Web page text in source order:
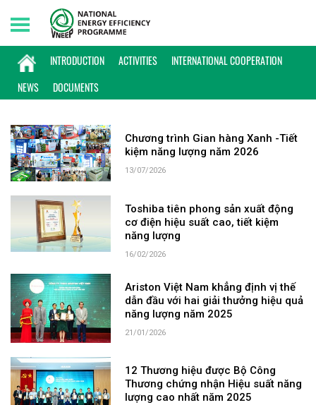
INTRODUCTION ACTIVITIES
INTERNATIONAL COOPERATION
NEWS
DOCUMENTS
Sunday, 09/08/2026 | 02:12 GMT+7
KEYWORD: HIỆU SUẤT NĂNG LƯỢNG CAO
Chương trình Gian hàng Xanh -Tiết
kiệm năng lượng năm 2026
13/07/2026
Toshiba tiên phong sản xuất động
cơ điện hiệu suất cao, tiết kiệm
năng lượng
16/02/2026
Ariston Việt Nam khẳng định vị thế
dẫn đầu với hai giải thưởng hiệu quả
năng lượng năm 2025
21/01/2026
12 Thương hiệu được Bộ Công
Thương chứng nhận Hiệu suất năng
lượng cao nhất năm 2025